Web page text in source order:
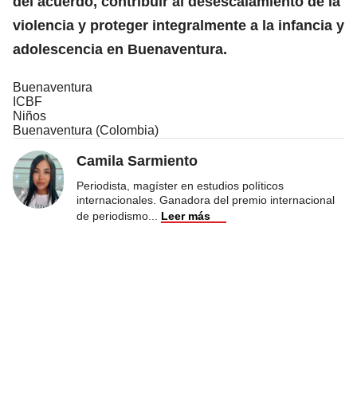
violencia y proteger integralmente a la infancia y
adolescencia en Buenaventura.
Buenaventura
ICBF
Niños
Buenaventura (Colombia)
Camila Sarmiento
Periodista, magíster en estudios políticos
internacionales. Ganadora del premio internacional
de periodismo
Leer más